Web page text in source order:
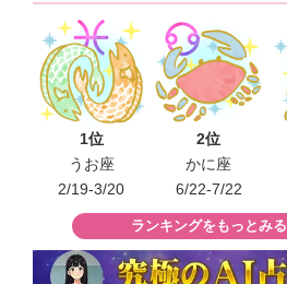
1位
うお座
2/19-3/20
2位
かに座
6/22-7/22
ランキングをもっとみる